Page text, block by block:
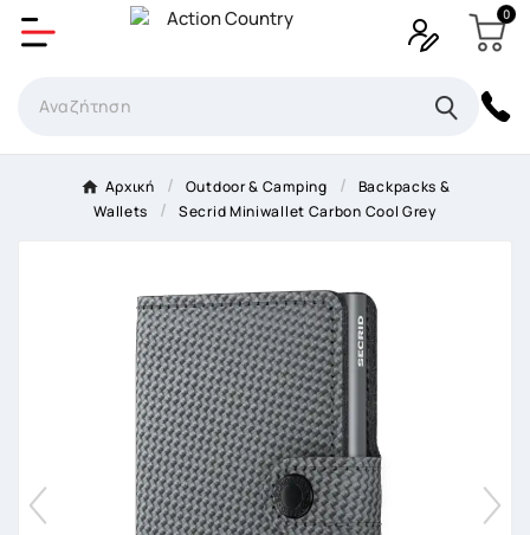
0
Αρχική Outdoor & Camping
Backpacks &
Wallets
Secrid Miniwallet Carbon Cool Grey
Δημιουργία λίστα επιθυμητών
×
Όνομα Λίστα επιθυμιτών
Ακύρωση Δημιουργία λίστα επιθυμητών